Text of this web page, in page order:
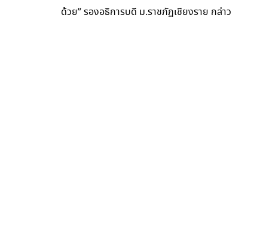
ด้วย” รองอธิการบดี ม.ราชภัฏเชียงราย กล่าว